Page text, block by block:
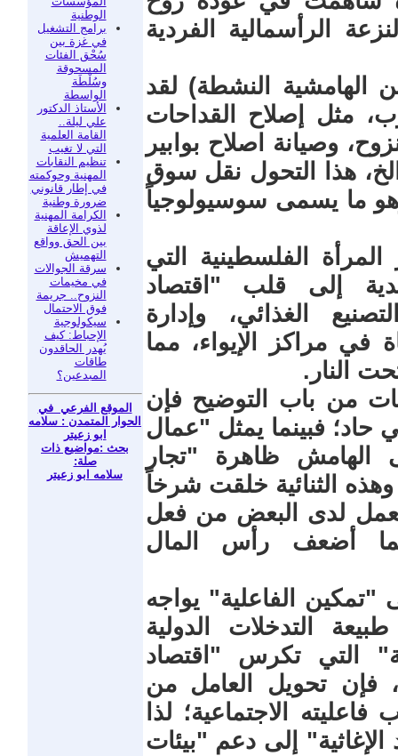
الوطنية
برامج التشغيل
في غزة بين
سُحْق الفئات
المسحوقة
وسُلْطَة
الواسطة
الأستاذ الدكتور
علي ليلة..
القامة العلمية
التي لا تغيب
تنظيم النقابات
المهنية وحوكمته
في إطار قانوني
ضرورة وطنية
الكرامة المهنية
لذوي الإعاقة
بين الحق وواقع
التهميش
سرقة الجوالات
في مخيمات
النزوح.. جريمة
فوق الاحتمال
سيكولوجية
الإحباط: كيف
يُهدر الحاقدون
طاقات
المبدعين؟
الموقع الفرعي في
الحوار المتمدن : سلامه
ابو زعيتر
بحث :مواضيع ذات
صلة:
سلامه ابو زعيتر
الرأسمالية الفردية
الهامشية النشطة) لقد
مثل إصلاح القداحات
وصيانة اصلاح بوابير
الخ، هذا التحول نقل سوق
ما يسمى سوسيولوجياً
الفلسطينية التي
إلى قلب "اقتصاد
الغذائي، وإدارة
في مراكز الإيواء، مما
النار.
من باب التوضيح فإن
حاد؛ فبينما يمثل "عمال
الهامش ظاهرة "تجار
الثنائية خلقت شرخاً
لدى البعض من فعل
أضعف رأس المال
الفاعلية" يواجه
التدخلات الدولية
التي تكرس "اقتصاد
فإن تحويل العامل من
الاجتماعية؛ لذا
إلى دعم "بيئات